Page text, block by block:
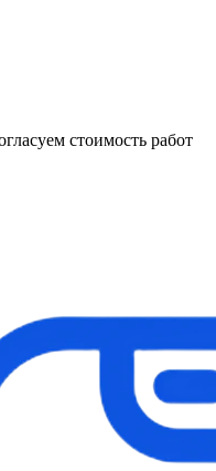
стоимость работ